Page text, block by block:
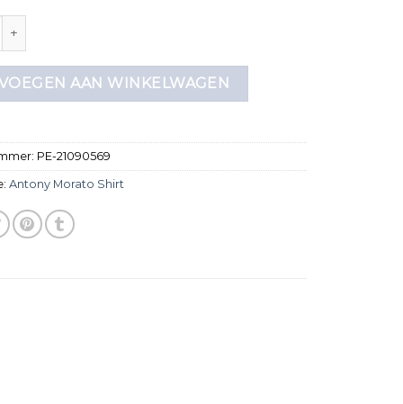
shirt aantal
AAN WINKELWAGEN
PE-21090569
Antony Morato Shirt